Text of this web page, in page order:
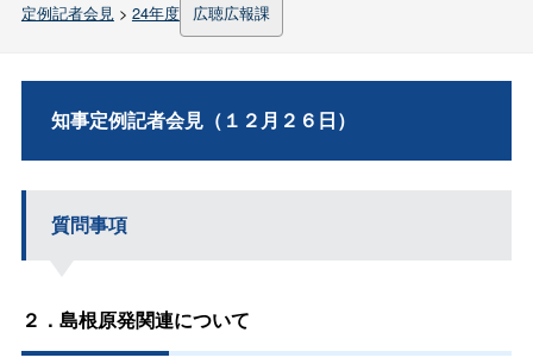
定例記者会見> 24年度 広聴広報課
知事定例記者会見（１２月２６日）
質問事項
２．島根原発関連について